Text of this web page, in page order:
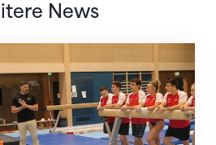
News
Zagreb